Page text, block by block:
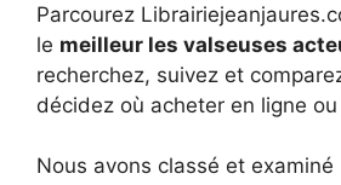
Parcourez
le meilleur les valseuses
recherchez, suivez et
décidez où acheter en ligne
Nous avons classé et examiné